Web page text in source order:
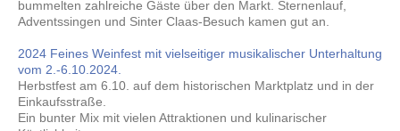
bummelten zahlreiche Gäste über den Markt. Sternenlauf,
Adventssingen und Sinter Claas-Besuch kamen gut an.
2024 Feines Weinfest mit vielseitiger musikalischer Unterhaltung
vom 2.-6.10.2024.
Herbstfest am 6.10. auf dem historischen Marktplatz und in der
Einkaufsstraße.
Ein bunter Mix mit vielen Attraktionen und kulinarischer